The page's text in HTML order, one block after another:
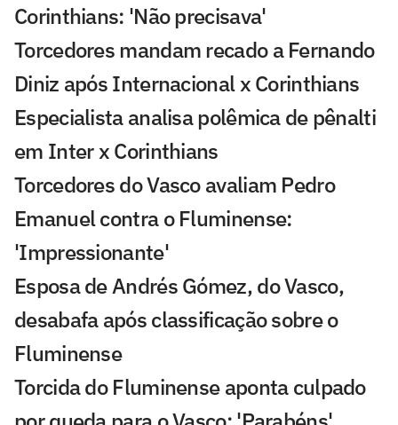
Corinthians: 'Não precisava'
Torcedores mandam recado a Fernando
Diniz após Internacional x Corinthians
Especialista analisa polêmica de pênalti
em Inter x Corinthians
Torcedores do Vasco avaliam Pedro
Emanuel contra o Fluminense:
'Impressionante'
Esposa de Andrés Gómez, do Vasco,
desabafa após classificação sobre o
Fluminense
Torcida do Fluminense aponta culpado